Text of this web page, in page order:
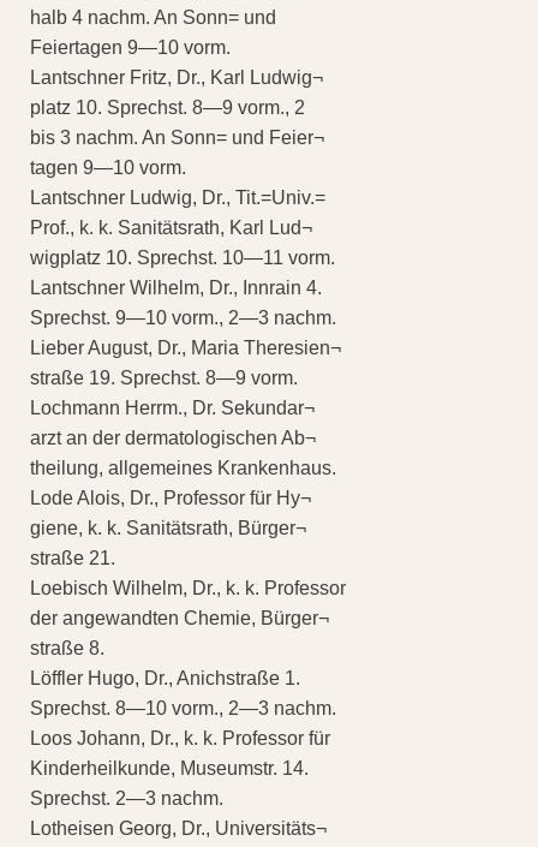
halb 4 nachm. An Sonn= und
Feiertagen 9—10 vorm.
Lantschner Fritz, Dr., Karl Ludwig¬
platz 10. Sprechst. 8—9 vorm., 2
bis 3 nachm. An Sonn= und Feier¬
tagen 9—10 vorm.
Lantschner Ludwig, Dr., Tit.=Univ.=
Prof., k. k. Sanitätsrath, Karl Lud¬
wigplatz 10. Sprechst. 10—11 vorm.
Lantschner Wilhelm, Dr., Innrain 4.
Sprechst. 9—10 vorm., 2—3 nachm.
Lieber August, Dr., Maria Theresien¬
straße 19. Sprechst. 8—9 vorm.
Lochmann Herrm., Dr. Sekundar¬
arzt an der dermatologischen Ab¬
theilung, allgemeines Krankenhaus.
Lode Alois, Dr., Professor für Hy¬
giene, k. k. Sanitätsrath, Bürger¬
straße 21.
Loebisch Wilhelm, Dr., k. k. Professor
der angewandten Chemie, Bürger¬
straße 8.
Löffler Hugo, Dr., Anichstraße 1.
Sprechst. 8—10 vorm., 2—3 nachm.
Loos Johann, Dr., k. k. Professor für
Kinderheilkunde, Museumstr. 14.
Sprechst. 2—3 nachm.
Lotheisen Georg, Dr., Universitäts¬